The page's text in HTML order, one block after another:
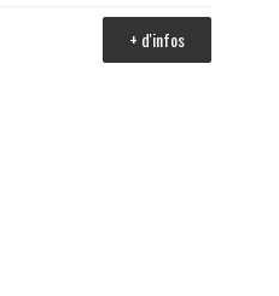
+ d'infos